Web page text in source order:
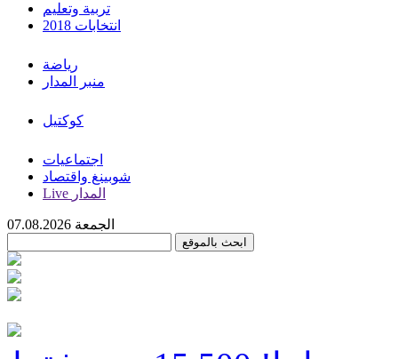
تربية وتعليم
انتخابات 2018
رياضة
منبر المدار
كوكتيل
اجتماعيات
شوبينغ واقتصاد
Live المدار